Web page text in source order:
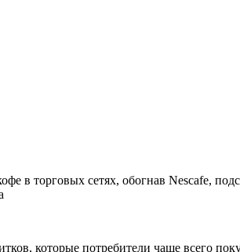
в торговых сетях, обогнав Nescafe,
которые потребители чаще всего